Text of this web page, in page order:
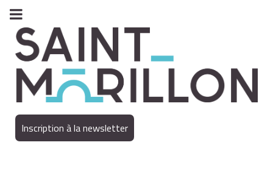
Inscription à la newsletter